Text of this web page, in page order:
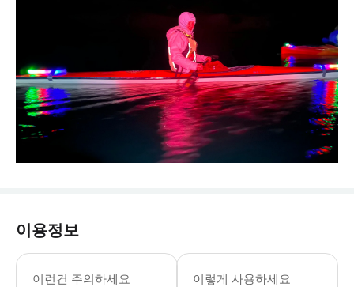
이용정보
이런건 주의하세요 이렇게 사용하세요